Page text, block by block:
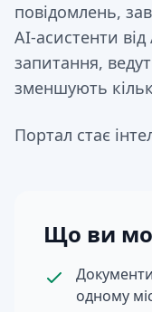
повідомлень,
AI‑асистенти
запитання,
зменшують
Портал стає
Що ви
одному